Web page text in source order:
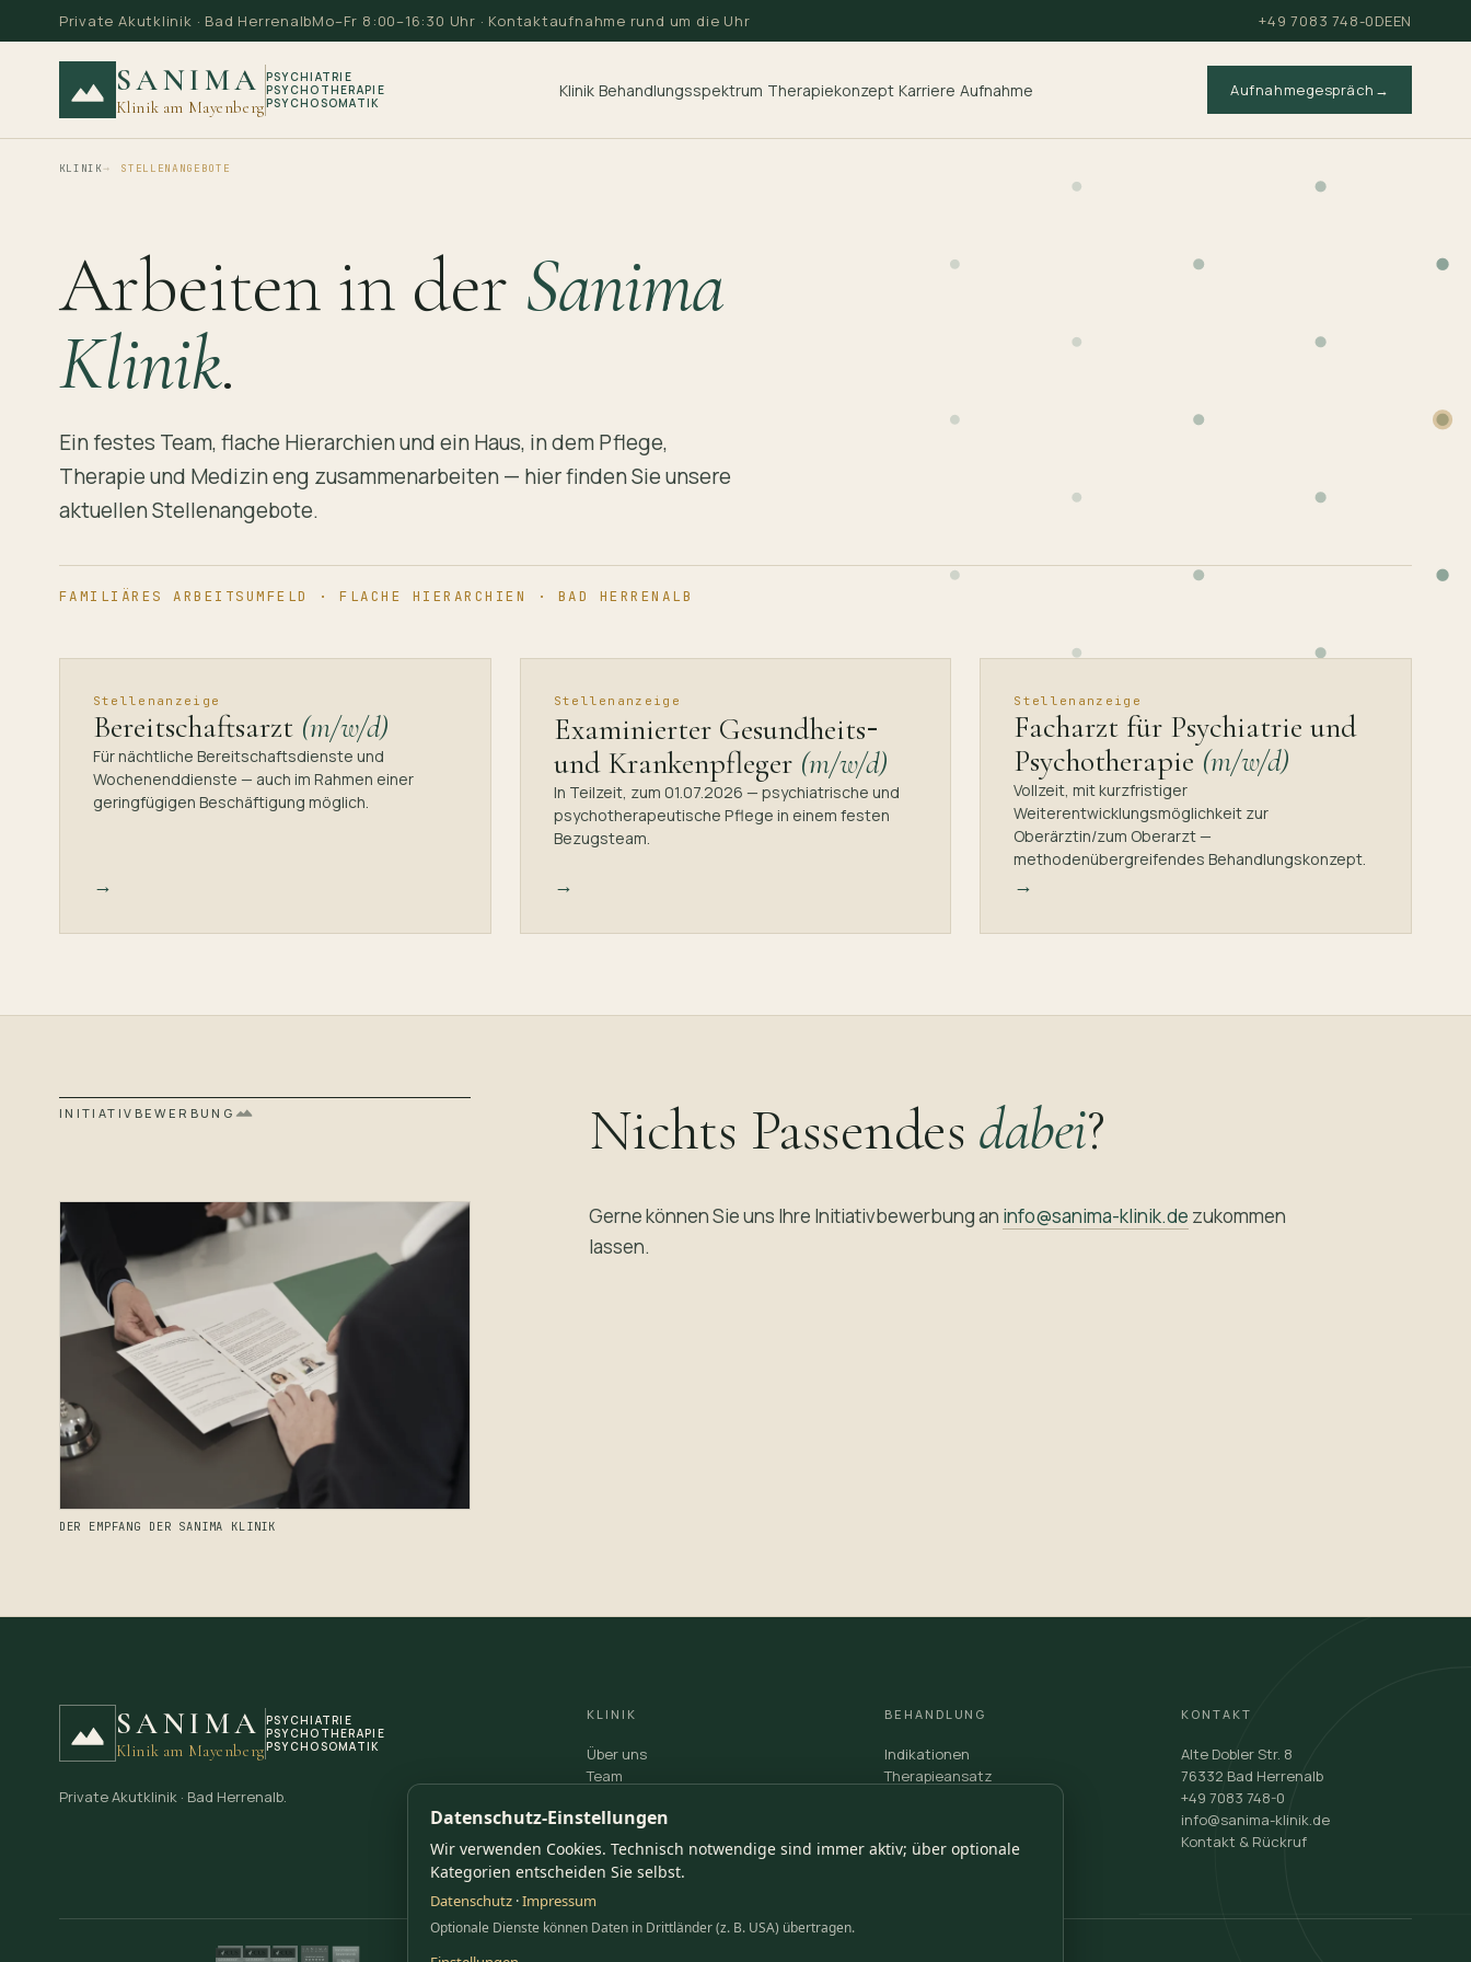
Private Akutklinik · Bad HerrenalbMo–Fr 8:00–16:30 Uhr · Kontaktaufnahme rund um die Uhr +49 7083 748-0DEEN
SANIMA
Klinik am Mayenberg
PSYCHIATRIE
PSYCHOTHERAPIE
PSYCHOSOMATIK
Klinik Behandlungsspektrum Therapiekonzept Karriere Aufnahme Aufnahmegespräch →
KLINIK STELLENANGEBOTE
Arbeiten in der Sanima
Klinik.
Ein festes Team, flache Hierarchien und ein Haus, in dem Pflege,
Therapie und Medizin eng zusammenarbeiten — hier finden Sie unsere
aktuellen Stellenangebote.
FAMILIÄRES ARBEITSUMFELD · FLACHE HIERARCHIEN · BAD HERRENALB
Stellenanzeige
Bereitschaftsarzt (m/w/d)
Für nächtliche Bereitschaftsdienste und
Wochenenddienste — auch im Rahmen einer
geringfügigen Beschäftigung möglich.
→
Stellenanzeige
Examinierter Gesundheits-
und Krankenpfleger (m/w/d)
In Teilzeit, zum 01.07.2026 — psychiatrische und
psychotherapeutische Pflege in einem festen
Bezugsteam.
→
Stellenanzeige
Facharzt für Psychiatrie und
Psychotherapie (m/w/d)
Vollzeit, mit kurzfristiger
Weiterentwicklungsmöglichkeit zur
Oberärztin/zum Oberarzt —
methodenübergreifendes Behandlungskonzept.
→
INITIATIVBEWERBUNG
DER EMPFANG DER SANIMA KLINIK
Nichts Passendes dabei?
Gerne können Sie uns Ihre Initiativbewerbung an info@sanima-klinik.de zukommen
lassen.
SANIMA
Klinik am Mayenberg
PSYCHIATRIE
PSYCHOTHERAPIE
PSYCHOSOMATIK
Private Akutklinik · Bad Herrenalb.
KLINIK
Über uns
Team
Karriere
BEHANDLUNG
Indikationen
Therapieansatz
KONTAKT
Alte Dobler Str. 8
76332 Bad Herrenalb
+49 7083 748-0
info@sanima-klinik.de
Kontakt & Rückruf
Datenschutz-Einstellungen
Wir verwenden Cookies. Technisch notwendige sind immer aktiv; über optionale
Kategorien entscheiden Sie selbst.
Datenschutz ·Impressum
Optionale Dienste können Daten in Drittländer (z. B. USA) übertragen.